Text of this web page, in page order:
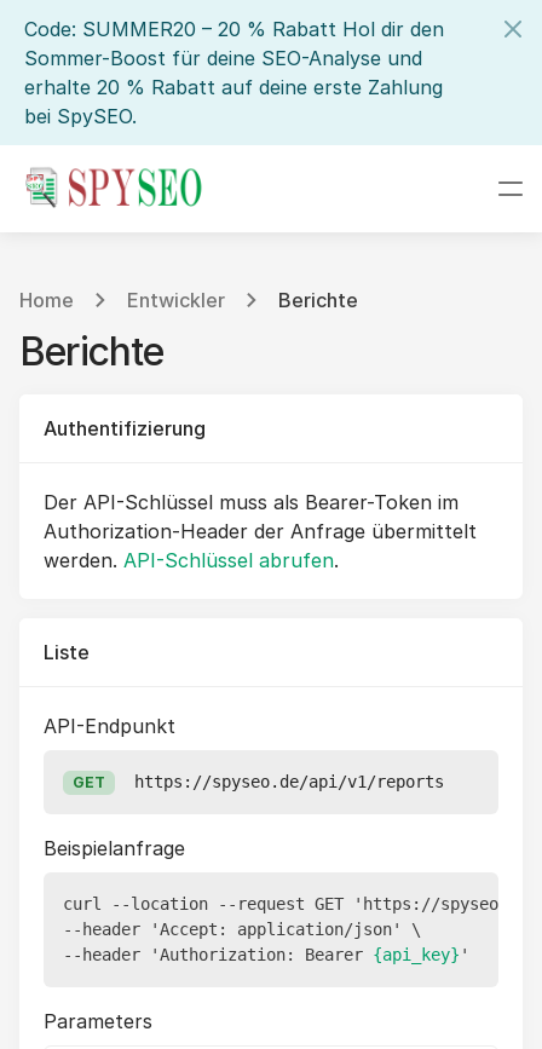
Code: SUMMER20 – 20 % Rabatt Hol dir den
Sommer-Boost für deine SEO-Analyse und
erhalte 20 % Rabatt auf deine erste Zahlung
bei SpySEO.
Home Entwickler Berichte
Berichte
Authentifizierung
Der API-Schlüssel muss als Bearer-Token im
Authorization-Header der Anfrage übermittelt
werden. API-Schlüssel abrufen.
Liste
API-Endpunkt
GET https://spyseo.de/api/v1/reports
Beispielanfrage
curl --location --request GET 'https://
--header 'Accept: application/json' \
--header 'Authorization: Bearer {api_key}
Parameters